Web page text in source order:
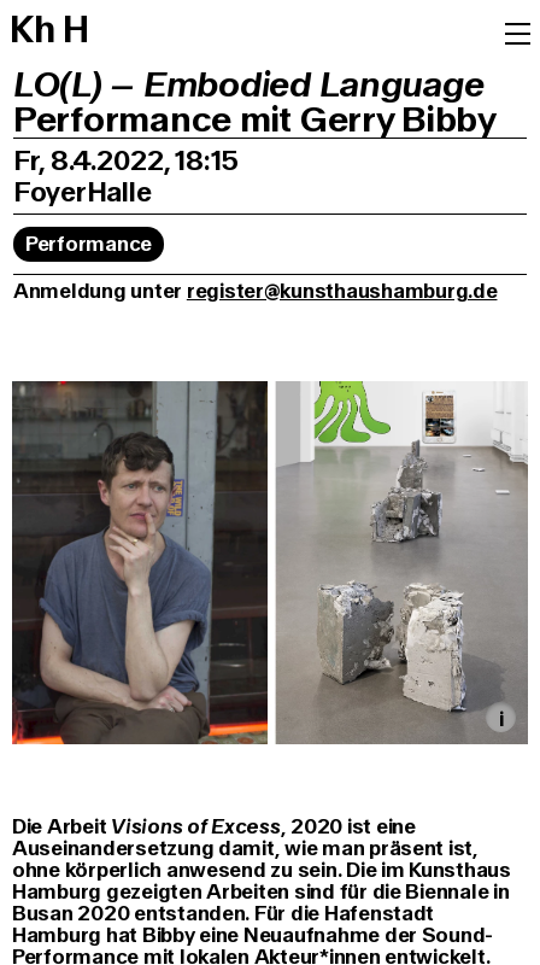
Kh H
LO(L) – Embodied Language
Performance mit Gerry Bibby
Fr, 8.4.2022, 18:15
FoyerHalle
Performance
Anmeldung unter register@kunsthaushamburg.de
Die Arbeit Visions of Excess, 2020 ist eine
Auseinandersetzung damit, wie man präsent ist,
ohne körperlich anwesend zu sein. Die im Kunsthaus
Hamburg gezeigten Arbeiten sind für die Biennale in
Busan 2020 entstanden. Für die Hafenstadt
Hamburg hat Bibby eine Neuaufnahme der Sound­
Performance mit lokalen Akteur*innen entwickelt.